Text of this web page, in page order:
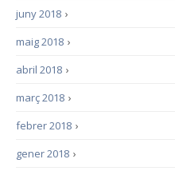
›
juny 2018
›
maig 2018
›
abril 2018
›
març 2018
›
febrer 2018
›
gener 2018